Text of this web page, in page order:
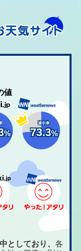
値
%
適中率
73.3%
としており、各